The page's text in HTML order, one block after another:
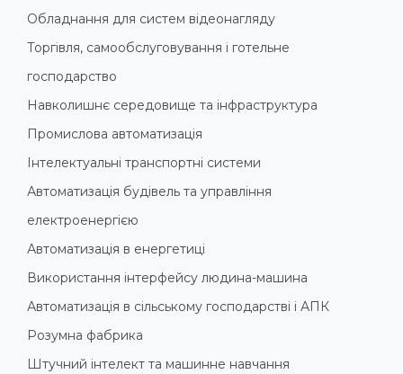
Обладнання для систем відеонагляду
Торгівля, самообслуговування і готельне
господарство
Навколишнє середовище та інфраструктура
Промислова автоматизація
Інтелектуальні транспортні системи
Автоматизація будівель та управління
електроенергією
Автоматизація в енергетиці
Використання інтерфейсу людина-машина
Автоматизація в сільському господарстві і АПК
Розумна фабрика
Штучний інтелект та машинне навчання